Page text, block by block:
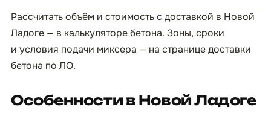
Рассчитать объём и стоимость с доставкой в Новой
Ладоге — в калькуляторе бетона. Зоны, сроки
и условия подачи миксера — на страницедоставки
бетона по ЛО.
Особенности в Новой Ладоге